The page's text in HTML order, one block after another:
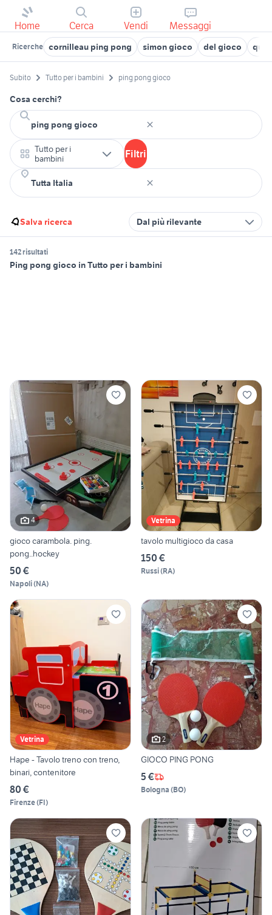
Home Cerca Vendi Messaggi
Ricerche cornilleau ping pong simon gioco del gioco qui
Subito Tutto per i bambini ping pong gioco
Cosa cerchi?
Tutto per i
bambini
Filtri
Salva ricerca Dal più rilevante
142 risultati
Ping pong gioco in Tutto per i bambini
4
gioco carambola. ping.
pong..hockey
50 €
Napoli(NA)
Vetrina
tavolo multigioco da casa
150 €
Russi(RA)
Vetrina
Hape - Tavolo treno con treno,
binari, contenitore
80 €
Firenze(FI)
2
GIOCO PING PONG
5 €
Bologna (BO)